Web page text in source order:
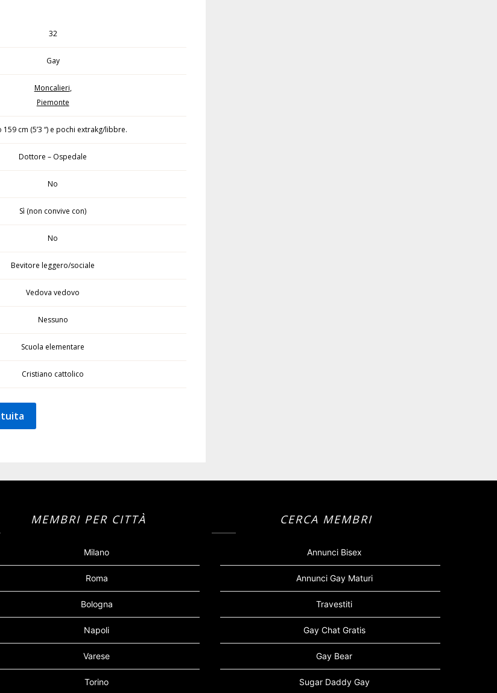
32
Gay
Moncalieri,
Piemonte
159 cm (5’3 “) e pochi extrakg/libbre.
Dottore – Ospedale
No
Sì (non convive con)
No
Bevitore leggero/sociale
Vedova vedovo
Nessuno
Scuola elementare
Cristiano cattolico
MEMBRI PER CITTÀ
Milano
Roma
Bologna
Napoli
Varese
Torino
CERCA MEMBRI
Annunci Bisex
Annunci Gay Maturi
Travestiti
Gay Chat Gratis
Gay Bear
Sugar Daddy Gay